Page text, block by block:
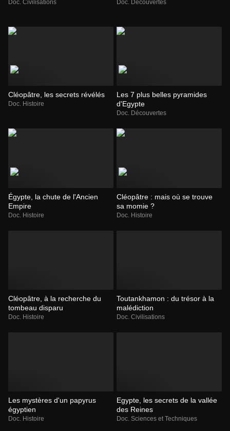
Doc. Civilisations Doc. Découvertes
Cléopâtre, les secrets révélés
Doc. Histoire
Les 7 plus belles pyramides
d'Egypte
Doc. Découvertes
Égypte, la chute de l'Ancien
Empire
Doc. Histoire
Cléopâtre : mais où se trouve
sa momie ?
Doc. Histoire
Cléopâtre, à la recherche du
tombeau disparu
Doc. Histoire
Toutankhamon : du trésor à la
malédiction
Doc. Civilisations
Les mystères d'un papyrus
égyptien
Doc. Histoire
Egypte, les secrets de la vallée
des Reines
Doc. Sciences et Techniques